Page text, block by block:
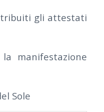
gli attestati
manifestazione
Sole